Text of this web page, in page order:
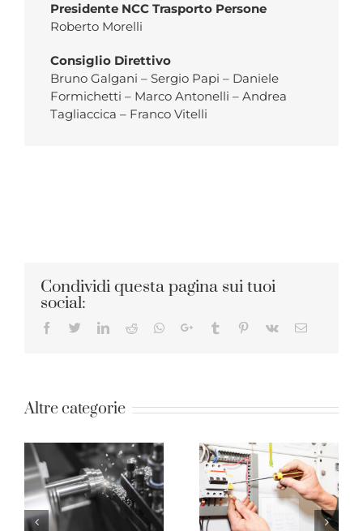
Presidente NCC Trasporto Persone
Roberto Morelli
Consiglio Direttivo
Bruno Galgani – Sergio Papi – Daniele
Formichetti – Marco Antonelli – Andrea
Tagliaccica – Franco Vitelli
Condividi questa pagina sui tuoi
social:
Facebook
TwitterLinkedIn
RedditWhatsapp
Google+Tumblr Pinterest
Vk Email
Altre categorie